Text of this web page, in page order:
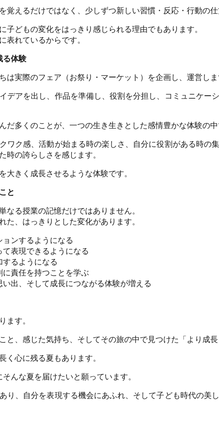
覚えるだけではなく、少しずつ新しい習慣・反応・行動の
子どもの変化をはっきり感じられる理由でもあります。
表れているからです。
る体験
は実際のフェア（お祭り・マーケット）を企画し、運営し
デアを出し、作品を準備し、役割を分担し、コミュニケー
だ多くのことが、一つの生き生きとした感情豊かな体験の
ワク感、活動が始まる時の楽しさ、自分に役割がある時の
時の誇らしさを感じます。
大きく成長させるような体験です。
と
なる授業の記憶だけではありません。
た、はっきりとした変化があります。
ンするようになる
表現できるようになる
るようになる
責任を持つことを学ぶ
出、そして成長につながる体験が増える
ます。
と、感じた気持ち、そしてその旅の中で見つけた「より成
く心に残る夏もあります。
んな夏を届けたいと願っています。
り、自分を表現する機会にあふれ、そして子ども時代の美